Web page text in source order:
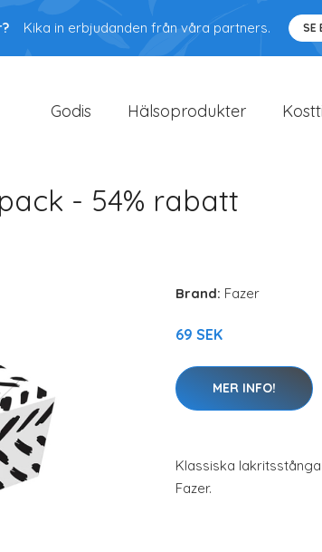
Kika in erbjudanden från våra partners. SE
Godis Hälsoprodukter
- 54% rabatt
Brand: Fazer
69 SEK
MER INFO!
Klassiska
Fazer.